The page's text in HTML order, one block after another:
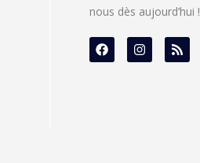
nous dès aujourd’hui !